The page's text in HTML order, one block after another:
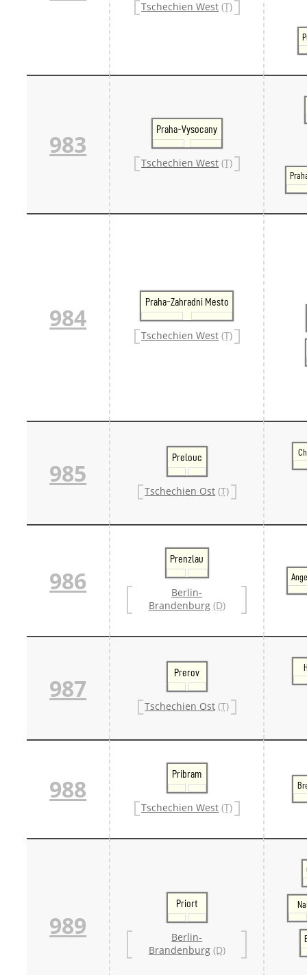
Tschechien West (T)
983
Praha-Vysocany
Tschechien West (T)
984
Praha-Zahradni Mesto
Tschechien West (T)
985
Prelouc
Tschechien Ost (T)
986
Prenzlau
Berlin-
Brandenburg (D)
987
Prerov
Tschechien Ost (T)
988
Pribram
Tschechien West (T)
989
Priort
Berlin-
Brandenburg (D)